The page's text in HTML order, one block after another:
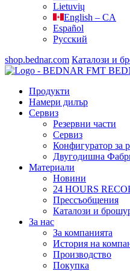
Lietuvių
English – CA
Español
Русский
shop.bednar.com Каталози и
Продукти
Намери дилър
Сервиз
Резервни части
Сервиз
Конфигуратор за
Двугодишна
Материали
Новини
24 HOURS
Прессъобщения
Каталози и
За нас
За компанията
История на
Производство
Покупка